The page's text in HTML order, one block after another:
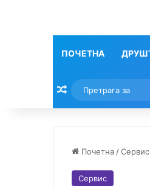
ПОЧЕТНА
Насумични
Почетна /Сервис
Сервис